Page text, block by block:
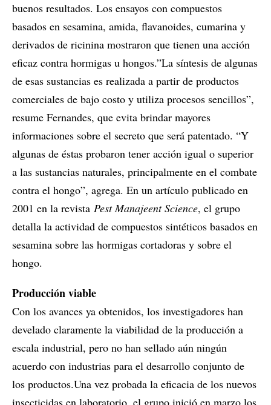
buenos resultados. Los ensayos con compuestos
basados en sesamina, amida, flavanoides, cumarina y
derivados de ricinina mostraron que tienen una acción
eficaz contra hormigas u hongos.”La síntesis de algunas
de esas sustancias es realizada a partir de productos
comerciales de bajo costo y utiliza procesos sencillos”,
resume Fernandes, que evita brindar mayores
informaciones sobre el secreto que será patentado. “Y
algunas de éstas probaron tener acción igual o superior
a las sustancias naturales, principalmente en el combate
contra el hongo”, agrega. En un artículo publicado en
2001 en la revista Pest Manajeent Science, el grupo
detalla la actividad de compuestos sintéticos basados en
sesamina sobre las hormigas cortadoras y sobre el
hongo.
Producción viable
Con los avances ya obtenidos, los investigadores han
develado claramente la viabilidad de la producción a
escala industrial, pero no han sellado aún ningún
acuerdo con industrias para el desarrollo conjunto de
los productos.Una vez probada la eficacia de los nuevos
insecticidas en laboratorio, el grupo inició en marzo los